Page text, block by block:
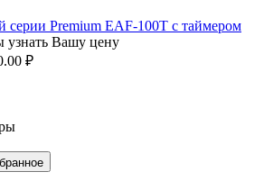
серии Premium EAF-100T с таймером
узнать Вашу цену
₽